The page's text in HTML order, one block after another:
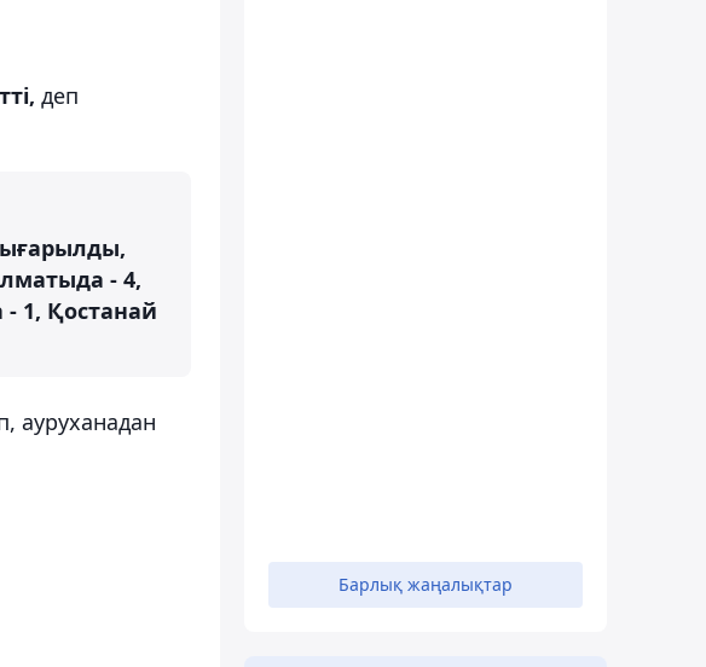
деп
- 4,
1, Қостанай
ауруханадан
Барлық жаңалықтар